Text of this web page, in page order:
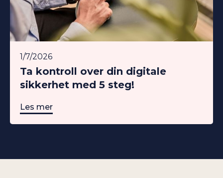
1/7/2026
Ta kontroll over din digitale
sikkerhet med 5 steg!
Les mer